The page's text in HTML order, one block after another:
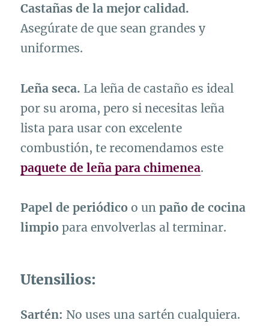
Castañas de la mejor calidad.
Asegúrate de que sean grandes y
uniformes.
Leña seca. La leña de castaño es ideal
por su aroma, pero si necesitas leña
lista para usar con excelente
combustión, te recomendamos este
paquete de leña para chimenea.
Papel de periódico o unpaño de cocina
limpio para envolverlas al terminar.
Utensilios:
Sartén: No uses una sartén cualquiera.